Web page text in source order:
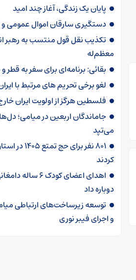
پایان یک زندگی، آغاز چند امید
دستگیری سارقان اموال
تکذیب نقل قول منتسب به رهبر
معظم‌له
بقائی: برنامه‌ای برای سفر به قطر
لغو برخی تحریم های مرتبط با
فلسطین هرگز از اولویت ایران
جاماندگان اربعین در میامی؛
می‌تپد
۸۰۱ نفر برای
کردند
دوباره داد
و اجرای فیبر نوری